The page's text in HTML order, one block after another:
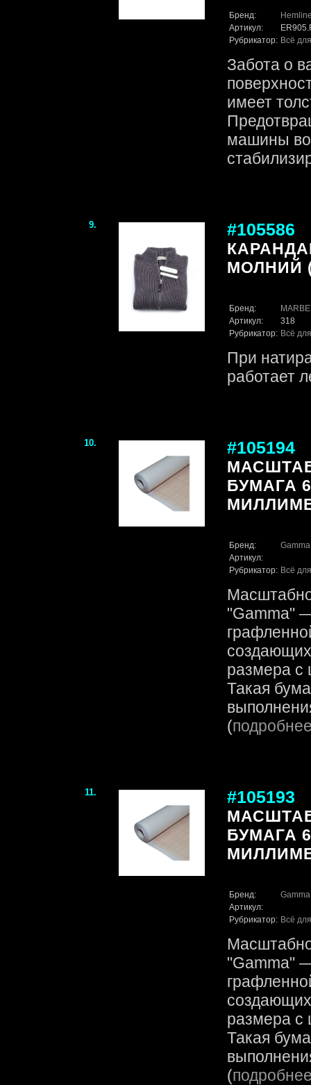
Бренд:
Артикул:
Рубрикатор: Всё
Забота о
имеет
машины
9. #105586
МОЛНИЙ
Бренд:
Артикул:
318
Рубрикатор: Всё
При
работает
10. #105194
БУМАГА
Бренд:
Gamma
Артикул:
Рубрикатор: Всё
"Gamma"
размера с
Такая
(
11. #105193
БУМАГА
Бренд:
Gamma
Артикул:
Рубрикатор: Всё
"Gamma"
размера с
Такая
(